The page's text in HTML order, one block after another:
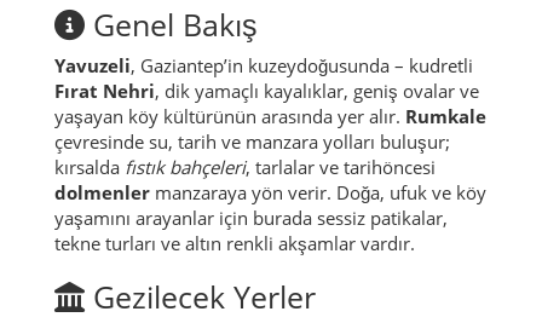
Genel Bakış
Yavuzeli, Gaziantep’in kuzeydoğusunda – kudretli
Fırat Nehri, dik yamaçlı kayalıklar, geniş ovalar ve
yaşayan köy kültürünün arasında yer alır. Rumkale
çevresinde su, tarih ve manzara yolları buluşur;
kırsalda fıstık bahçeleri, tarlalar ve tarihöncesi
dolmenler manzaraya yön verir. Doğa, ufuk ve köy
yaşamını arayanlar için burada sessiz patikalar,
tekne turları ve altın renkli akşamlar vardır.
Gezilecek Yerler